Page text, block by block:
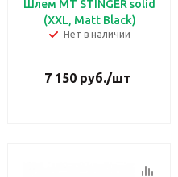
Шлем MT STINGER solid
(XXL, Matt Black)
Нет в наличии
7 150 руб./шт